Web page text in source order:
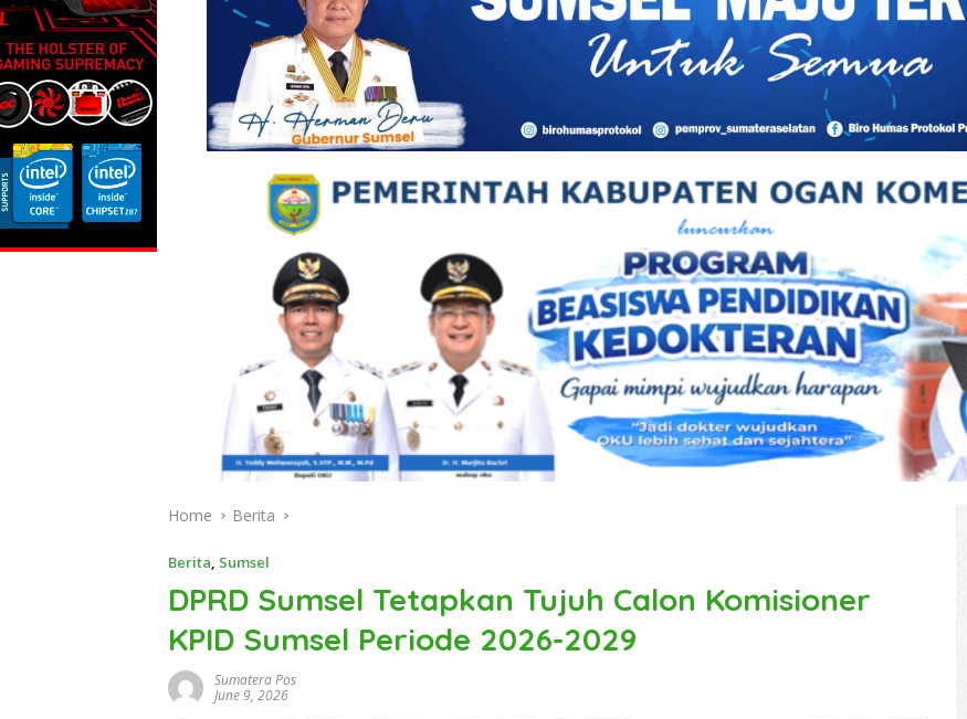
Home Berita
Berita Sumsel
DPRD Sumsel Tetapkan Tujuh Calon Komisioner
KPID Sumsel Periode 2026-2029
Sumatera Pos
June 9, 2026